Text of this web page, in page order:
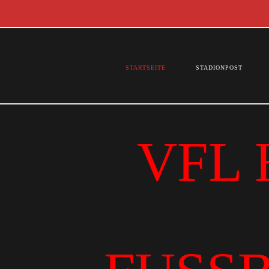
STARTSEITE STADIONPOST
VFL